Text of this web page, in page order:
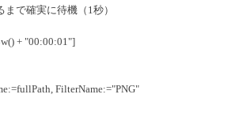
で確実に待機（1秒）
+ "00:00:01"]
FilterName:="PNG"